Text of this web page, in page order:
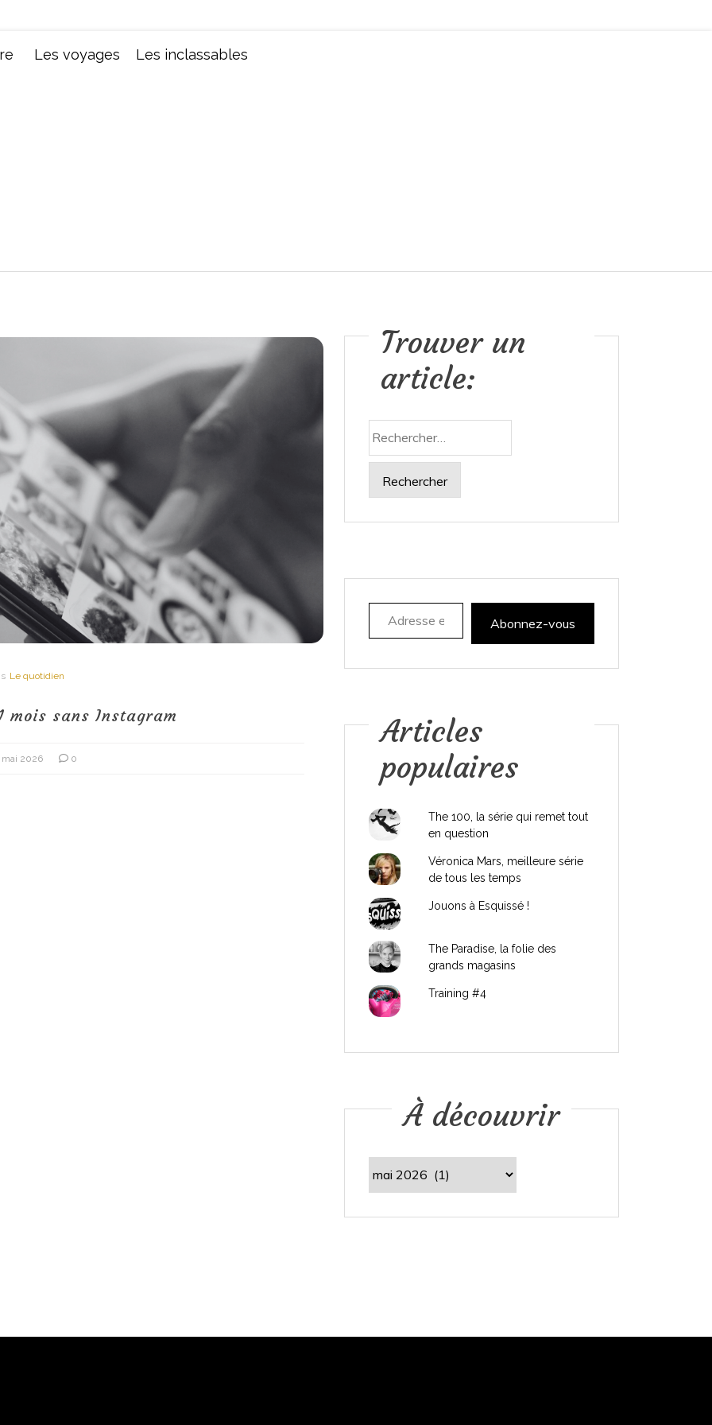
Les voyages Les inclassables
Le quotidien
mois sans Instagram
mai 2026 0
Trouver un
article:
Adresse e-mail
Abonnez-vous
Articles
populaires
The 100, la série qui remet tout
en question
Véronica Mars, meilleure série
de tous les temps
Jouons à Esquissé !
The Paradise, la folie des
grands magasins
Training #4
À découvrir
découvrir